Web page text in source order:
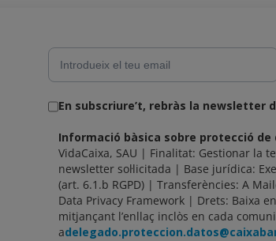
En subscriure’t, rebràs la newsletter
Informació bàsica sobre protecció de
VidaCaixa, SAU | Finalitat: Gestionar la
newsletter sol·licitada | Base jurídica:
(art. 6.1.b RGPD) | Transferències: A
Data Privacy Framework | Drets: Baixa
mitjançant l’enllaç inclòs en cada
a